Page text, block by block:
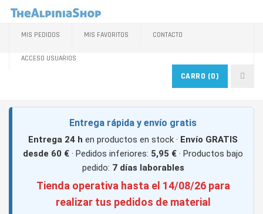
MIS PEDIDOS MIS FAVORITOS CONTACTO
ACCESO USUARIOS
CARRO (0)
Entrega rápida y envío gratis
Entrega 24 h en productos en stock · Envío GRATIS
desde 60 € · Pedidos inferiores: 5,95 € · Productos bajo
pedido: 7 días laborables
Tienda operativa hasta el 14/08/26 para
realizar tus pedidos de material